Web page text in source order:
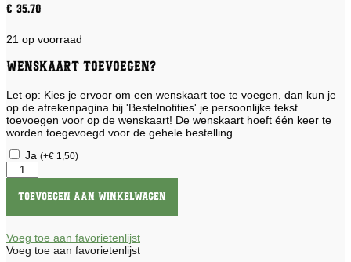
€ 35,70
21 op voorraad
Wenskaart toevoegen?
Let op: Kies je ervoor om een wenskaart toe te voegen, dan kun je
op de afrekenpagina bij 'Bestelnotities' je persoonlijke tekst
toevoegen voor op de wenskaart! De wenskaart hoeft één keer te
worden toegevoegd voor de gehele bestelling.
Ja (+€ 1,50)
Waterland
Brewery
Bierglas
stuks)
Toevoegen aan winkelwagen
Voeg toe aan favorietenlijst
Voeg toe aan favorietenlijst